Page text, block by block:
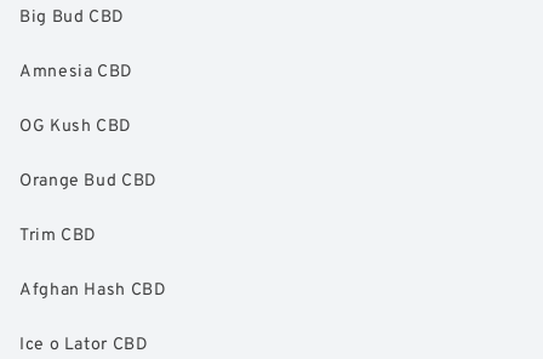
Big Bud CBD
Amnesia CBD
OG Kush CBD
Orange Bud CBD
Trim CBD
Afghan Hash CBD
Ice o Lator CBD